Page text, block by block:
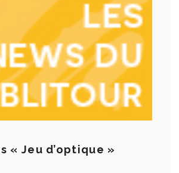
« Jeu d’optique »